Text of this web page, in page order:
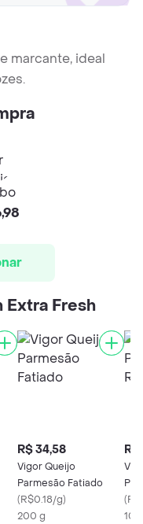
marcante, ideal
Extra Fresh
R$ 34,58
Vigor Queijo
Parmesão Fatiado
(R$0.18/g)
200 g
R$
(